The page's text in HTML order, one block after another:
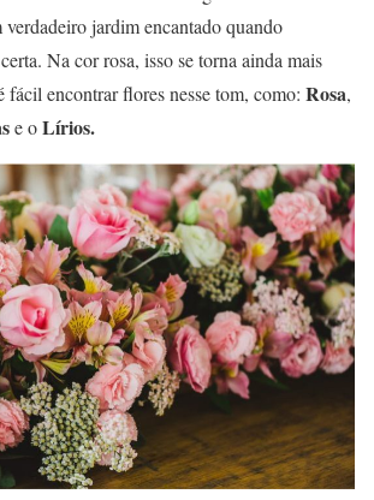
jardim encantado quando
Na cor rosa, isso se torna ainda mais
fácil encontrar flores nesse tom, como: Rosa,
e oLírios.